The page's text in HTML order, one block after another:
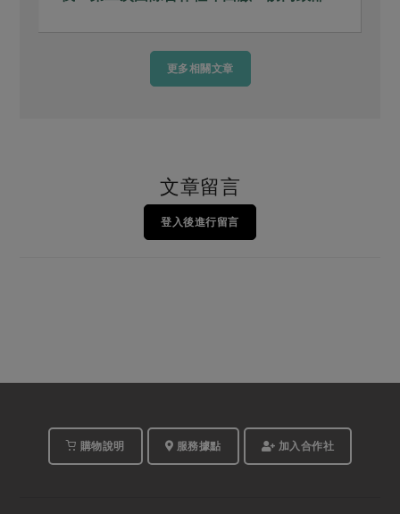
陳佳容副司長
更多相關文章
文章留言
登入後進行留言
購物說明 服務據點 加入合作社